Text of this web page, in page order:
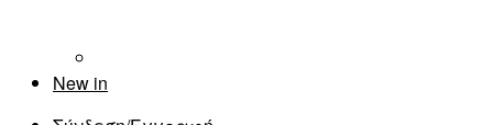
New in